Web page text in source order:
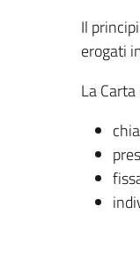
Il
erogati
La